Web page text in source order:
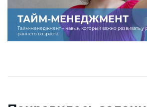
ТАЙМ-МЕНЕДЖМЕНТ
Тайм-менеджмент – навык, который важно развивать у
раннего возраста.